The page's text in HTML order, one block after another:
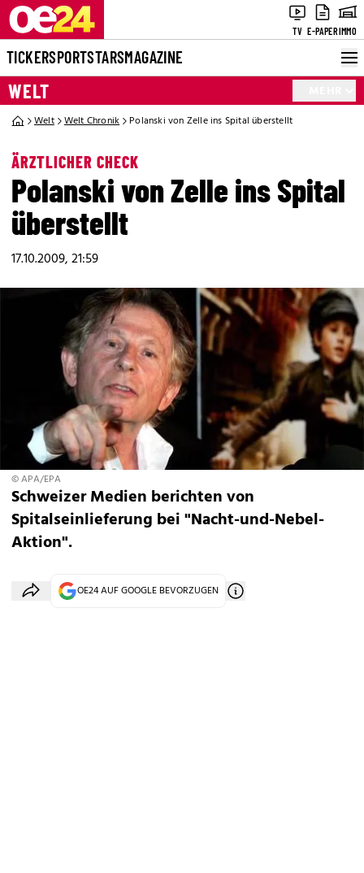
TV E-PAPERIMMO
TICKERSPORTSTARSMAGAZINE
WELT
Welt Welt Chronik Polanski von Zelle ins Spital überstellt
ÄRZTLICHER CHECK
Polanski von Zelle ins Spital
überstellt
17.10.2009, 21:59
© APA/EPA
Schweizer Medien berichten von
Spitalseinlieferung bei "Nacht-und-Nebel-
Aktion".
OE24 AUF GOOGLE BEVORZUGEN